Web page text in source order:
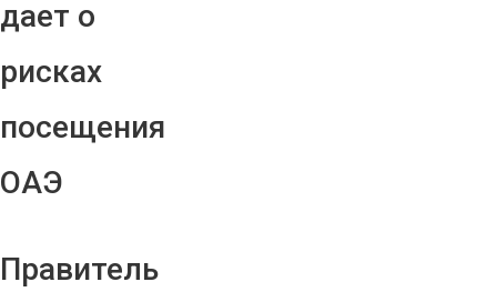
дает о
рисках
посещения
ОАЭ
Правитель